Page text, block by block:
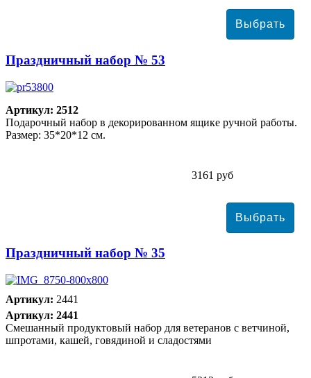
Праздничный набор № 53
Артикул: 2512
Подарочный набор в декорированном ящике ручной работы.
Размер: 35*20*12 см.
3161 руб
Праздничный набор № 35
Артикул: 2441
Артикул: 2441
Смешанный продуктовый набор для ветеранов с ветчиной,
шпротами, кашей, говядиной и сладостями